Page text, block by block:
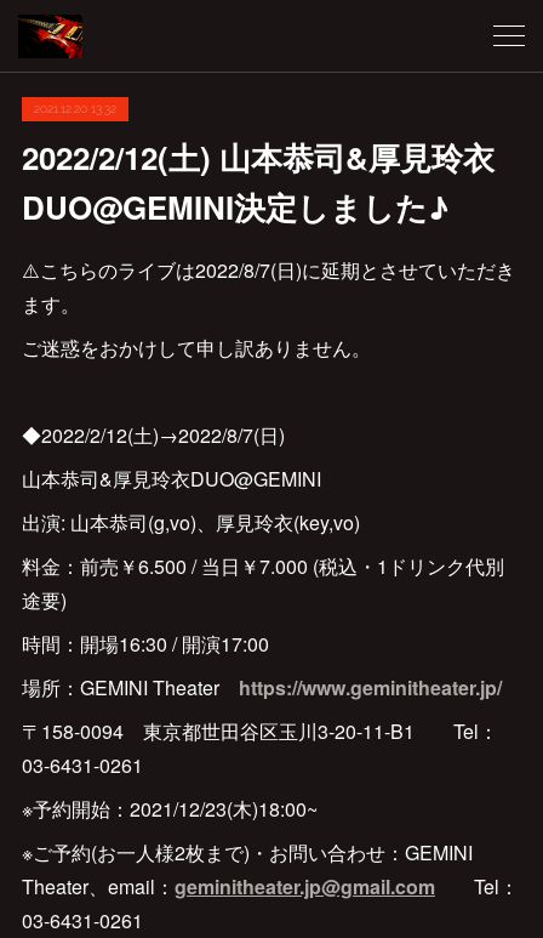
2021.12.20 13:32
2022/2/12(土) 山本恭司&厚見玲衣
DUO@GEMINI決定しました♪
⚠️こちらのライブは2022/8/7(日)に延期とさせていただき
ます。
ご迷惑をおかけして申し訳ありません。
◆2022/2/12(土)→2022/8/7(日)
山本恭司&厚見玲衣DUO@GEMINI
出演: 山本恭司(g,vo)、厚見玲衣(key,vo)
料金：前売￥6.500 / 当日￥7.000 (税込・1ドリンク代別
途要)
時間：開場16:30 / 開演17:00
場所：GEMINI Theater https://www.geminitheater.jp/
〒158-0094 東京都世田谷区玉川3-20-11-B1 Tel：
03-6431-0261
※予約開始：2021/12/23(木)18:00~
※ご予約(お一人様2枚まで)・お問い合わせ：GEMINI
Theater、email： geminitheater.jp@gmail.comTel：
03-6431-0261